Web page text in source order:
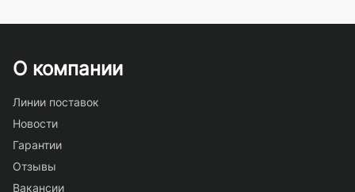
О компании
Линии поставок
Новости
Гарантии
Отзывы
Вакансии